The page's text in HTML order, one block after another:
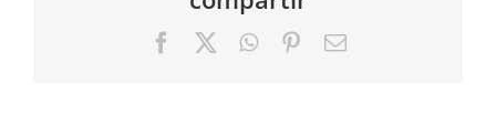
FacebookWhatsApp
PinterestCorreo